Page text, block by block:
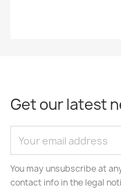
Get our latest
You may unsubscribe at
contact info in the legal